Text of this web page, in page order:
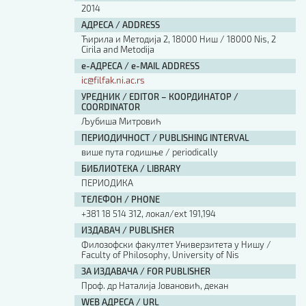
Шаблон прве стране и импресума [B5, ћир]
Шаблон прве стране и импресума [B5, лат]
Шаблон прве стране и импресума [B5, енг]
Етички кодекс
ПРЕТРАГА ИЗДАЊА
Наслов или део наслова
АУТОР / AUTHOR
2014
АДРЕСА / ADDRESS
Ћирила и Методија 2, 18000 Ниш / 18000 Nis, 2
Cirila and Metodija
е-АДРЕСА / e-MAIL ADDRESS
ic@filfak.ni.ac.rs
УРЕДНИК / EDITOR – КООРДИНАТОР /
COORDINATOR
Љубиша Митровић
ПЕРИОДИЧНОСТ / PUBLISHING INTERVAL
више пута годишње / periodically
БИБЛИОТЕКА / LIBRARY
ПЕРИОДИКА
ТЕЛЕФОН / PHONE
+381 18 514 312, локал/ext 191,194
ИЗДАВАЧ / PUBLISHER
Филозофски факултет Универзитета у Нишу /
Faculty of Philosophy, University of Nis
ЗА ИЗДАВАЧА / FOR PUBLISHER
Проф. др Наталија Јовановић, декан
WEB АДРЕСА / URL